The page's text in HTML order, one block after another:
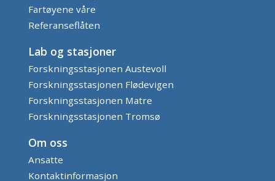
Fartøyene våre
Referanseflåten
Lab og stasjoner
Forskningsstasjonen Austevoll
Forskningsstasjonen Flødevigen
Forskningsstasjonen Matre
Forskningsstasjonen Tromsø
Om oss
Ansatte
Kontaktinformasjon